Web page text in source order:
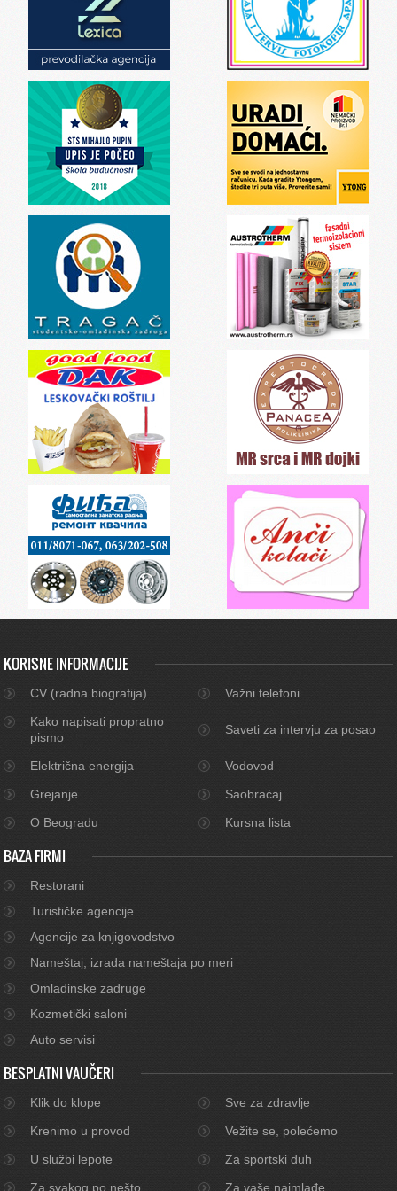
KORISNE INFORMACIJE
CV (radna biografija)
Važni telefoni
Kako napisati propratno
pismo
Saveti za intervju za posao
Električna energija
Vodovod
Grejanje
Saobraćaj
O Beogradu
Kursna lista
BAZA FIRMI
Restorani
Turističke agencije
Agencije za knjigovodstvo
Nameštaj, izrada nameštaja po meri
Omladinske zadruge
Kozmetički saloni
Auto servisi
BESPLATNI VAUČERI
Klik do klope
Sve za zdravlje
Krenimo u provod
Vežite se, polećemo
U službi lepote
Za sportski duh
Za svakog po nešto
Za vaše najmlađe